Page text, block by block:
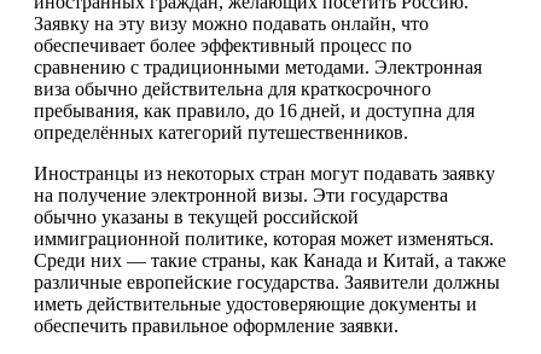
Заявку на эту визу можно подавать онлайн, что
обеспечивает более эффективный процесс по
сравнению с традиционными методами. Электронная
виза обычно действительна для краткосрочного
пребывания, как правило, до 16 дней, и доступна для
определённых категорий путешественников.
Иностранцы из некоторых стран могут подавать заявку
на получение электронной визы. Эти государства
обычно указаны в текущей российской
иммиграционной политике, которая может изменяться.
Среди них — такие страны, как Канада и Китай, а также
различные европейские государства. Заявители должны
иметь действительные удостоверяющие документы и
обеспечить правильное оформление заявки.